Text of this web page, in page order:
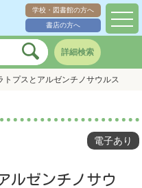
学校・図書館の方へ
書店の方へ
詳細検索
トプスとアルゼンチノサウルス
電子あり
ルゼンチノサウ